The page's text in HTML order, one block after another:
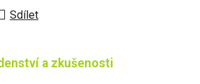
Sdílet
a zkušenosti